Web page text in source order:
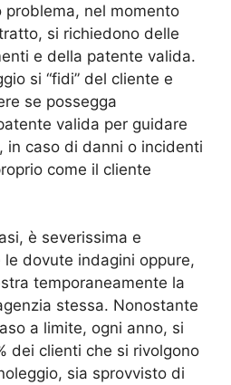
problema, nel momento
si richiedono delle
e della patente valida.
si “fidi” del cliente e
se possegga
valida per guidare
in caso di danni o incidenti
come il cliente
è severissima e
dovute indagini oppure,
temporaneamente la
stessa. Nonostante
a limite, ogni anno, si
dei clienti che si rivolgono
sia sprovvisto di